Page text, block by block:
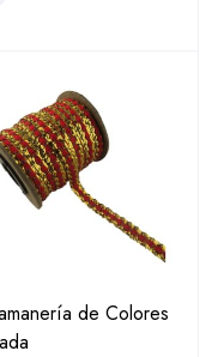
de Colores